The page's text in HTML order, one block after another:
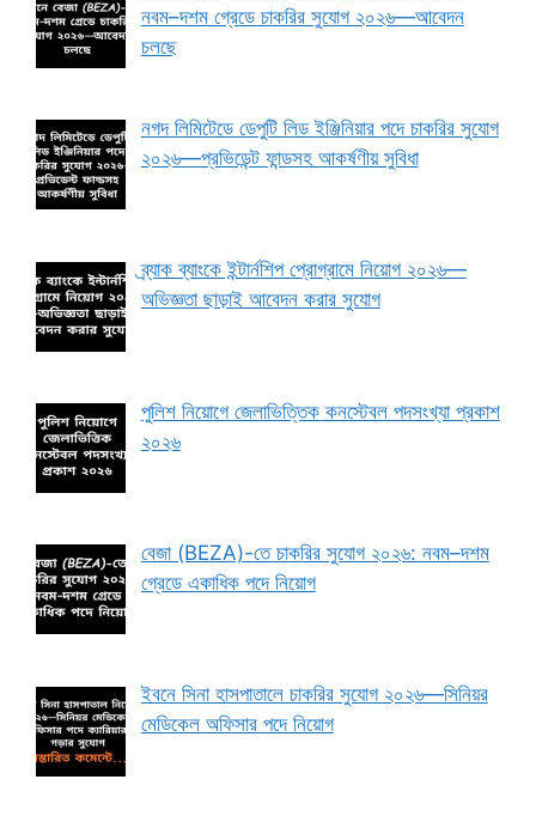
নবম–দশম গ্রেডে চাকরির সুযোগ ২০২৬—আবেদন
চলছে
নগদ লিমিটেডে ডেপুটি লিড ইঞ্জিনিয়ার পদে চাকরির সুযোগ
২০২৬—প্রভিডেন্ট ফান্ডসহ আকর্ষণীয় সুবিধা
ব্র্যাক ব্যাংকে ইন্টার্নশিপ প্রোগ্রামে নিয়োগ ২০২৬—
অভিজ্ঞতা ছাড়াই আবেদন করার সুযোগ
পুলিশ নিয়োগে জেলাভিত্তিক কনস্টেবল পদসংখ্যা প্রকাশ
২০২৬
বেজা (BEZA)-তে চাকরির সুযোগ ২০২৬: নবম–দশম
গ্রেডে একাধিক পদে নিয়োগ
ইবনে সিনা হাসপাতালে চাকরির সুযোগ ২০২৬—সিনিয়র
মেডিকেল অফিসার পদে নিয়োগ